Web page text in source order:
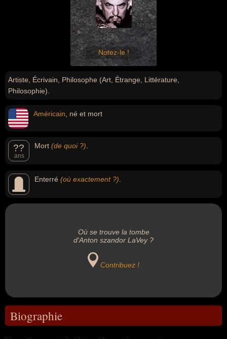
Notez-le !
Artiste, Écrivain, Philosophe (Art, Étrange, Littérature,
Philosophie).
Américain , né et mort
??
ans
Mort (de quoi ?)
Enterré (où exactement ?)
Où se trouve la tombe
d'Anton szandor LaVey ?
Contribuez !
Biographie